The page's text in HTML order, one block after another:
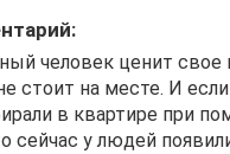
человек ценит свое
стоит на месте. И
в квартире при
сейчас у людей